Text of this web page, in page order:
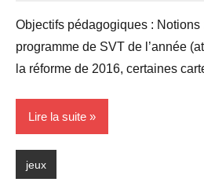
Objectifs pédagogiques : Notions
programme de SVT de l’année
la réforme de 2016, certaines
Lire la suite
jeux